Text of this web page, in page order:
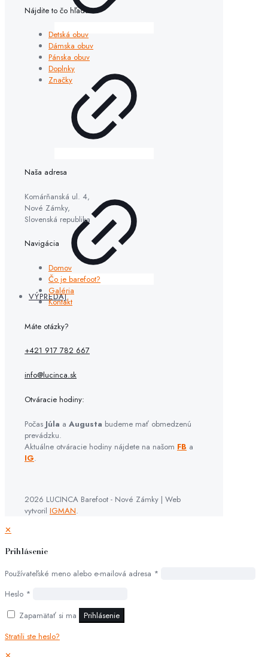
VÝPREDAJ
Nájdite to čo hľadáte
Detská obuv
Dámska obuv
Pánska obuv
Doplnky
Značky
Naša adresa
Komárňanská ul. 4,
Nové Zámky,
Slovenská republika
Navigácia
Domov
Čo je barefoot?
Galéria
Kontakt
Máte otázky?
+421 917 782 667
info@lucinca.sk
Otváracie hodiny:
Počas Júla a Augusta budeme mať obmedzenú
prevádzku.
Aktuálne otváracie hodiny nájdete na našom FB a
IG.
2026 LUCINCA Barefoot - Nové Zámky | Web
vytvoril IGMAN.
✕
Prihlásenie
Používateľské meno alebo e-mailová adresa *
Heslo *
Zapamätať si ma
Prihlásenie
Stratili ste heslo?